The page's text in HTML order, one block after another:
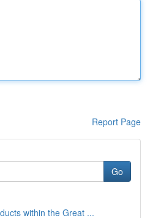
Report Page
Go
within the Great ...